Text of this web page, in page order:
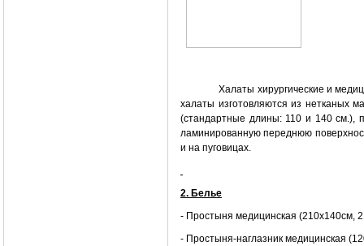
Халаты хирургические и
халаты изготовляются из нетканых
(стандартные длины: 110 и 140 см.),
ламинированную переднюю
и на пуговицах.
2. Белье
- Простыня медицинская (210х140см,
- Простыня-наглазник медицинская